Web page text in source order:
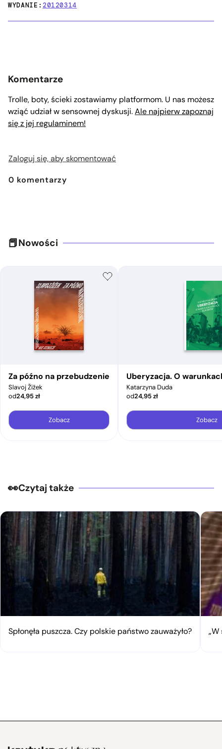
WYDANIE:20120314
Komentarze
Trolle, boty, ścieki zostawiamy platformom. U nas możesz
wziąć udział w sensownej dyskusji.Ale najpierw zapoznaj
się z jej regulaminem!
Zaloguj się, aby skomentować
0 komentarzy
Nowości
Za późno na przebudzenie
Slavoj Žižek
od24,95zł
Zobacz
Uberyzacja. O
Katarzyna Duda
od24,95zł
Zobacz
Czytaj także
Spłonęła puszcza. Czy polskie państwo zauważyło?